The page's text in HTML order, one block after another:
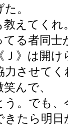
。
教えてく
てる者同
Ｊ》は開
力させてく
んで、
う。でも
きたら明日